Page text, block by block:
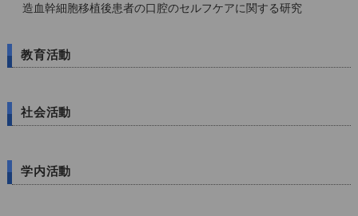
造血幹細胞移植後患者の口腔のセルフケアに関する研究
教育活動
社会活動
学内活動